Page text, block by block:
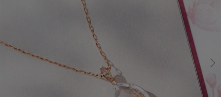
ブランド EAU DOUCE４℃
すべてのネックレス